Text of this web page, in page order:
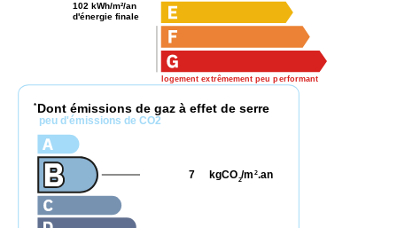
logement extrêmement peu performant
102 kWh/m²/an
d'énergie finale
* Dont émissions de gaz à effet de serre
peu d'émissions de CO2
kgCO2/m 2.an
7